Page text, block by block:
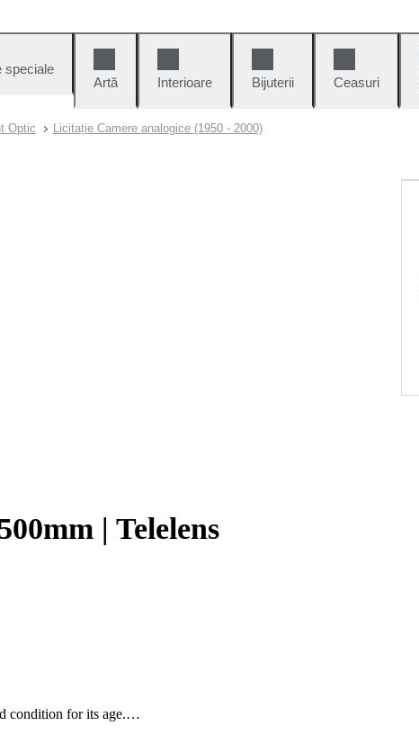
speciale
Artă
Interioare Bijuterii Ceasuri
Optic Licitație Camere analogice (1950 - 2000)
| Telelens
condition for its age.